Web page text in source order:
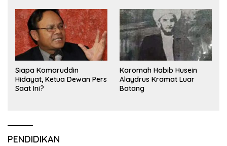
Siapa Komaruddin
Hidayat, Ketua Dewan Pers
Saat Ini?
Karomah Habib Husein
Alaydrus Kramat Luar
Batang
PENDIDIKAN